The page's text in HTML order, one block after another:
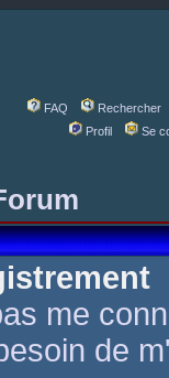
FAQ
Rechercher
Profil
Se
me
de